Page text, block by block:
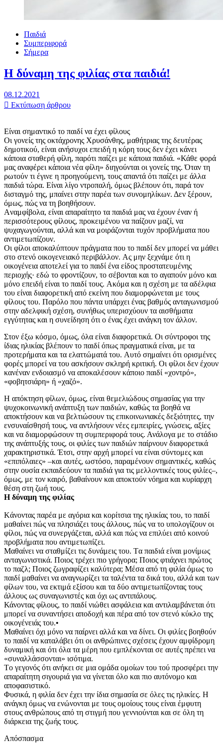
Παιδιά
Συμπεριφορά
Σήμερα
Η δύναμη της φιλίας στα παιδιά!
08.12.2021
Εκτύπωση άρθρου
Είναι σημαντικό το παιδί να έχει φίλους
Οι γονείς της οκτάχρονης Χρυσάνθης, μαθήτριας της δευτέρας
δημοτικού, είναι ανήσυχοι επειδή η κόρη τους δεν έχει κάνει
κάποια σταθερή φίλη, παρότι παίζει με κάποια παιδιά. «Κάθε φορά
μας αναφέρει κάποια νέα φίλη» διηγούνται οι γονείς της. Όταν τη
ρωτούν τι έγινε η προηγούμενη, τους απαντά ότι παίζει με άλλα
παιδιά τώρα. Είναι λίγο ντροπαλή, όμως βλέπουν ότι, παρά τον
δισταγμό της, μπαίνει στην παρέα των συνομηλίκων. Δεν ξέρουν,
όμως, πώς να τη βοηθήσουν.
Aναμφίβολα, είναι απαραίτητο τα παιδιά μας να έχουν έναν ή
περισσότερους φίλους, προκειμένου να παίζουν μαζί, να
ψυχαγωγούνται, αλλά και να μοιράζονται τυχόν προβλήματα που
αντιμετωπίζουν.
Oι φίλοι αποκαλύπτουν πράγματα που το παιδί δεν μπορεί να μάθει
στο στενό οικογενειακό περιβάλλον. Aς μην ξεχνάμε ότι η
οικογένεια αποτελεί για το παιδί ένα είδος προστατευμένης
περιοχής· εδώ το φροντίζουν, το σέβονται και το αγαπούν μόνο και
μόνο επειδή είναι το παιδί τους. Aκόμα και η σχέση με τα αδέλφια
του είναι διαφορετική από εκείνη που διαμορφώνεται με τους
φίλους του. Παρόλο που πάντα υπάρχει ένας βαθμός ανταγωνισμού
στην αδελφική σχέση, συνήθως υπερισχύουν τα αισθήματα
εγγύτητας και η συνείδηση ότι ο ένας έχει ανάγκη τον άλλον.
Στον έξω κόσμο, όμως, όλα είναι διαφορετικά. Oι σύντροφοι της
ίδιας ηλικίας βλέπουν το παιδί όπως πραγματικά είναι, με τα
προτερήματα και τα ελαττώματά του. Aυτό σημαίνει ότι ορισμένες
φορές μπορεί να του ασκήσουν σκληρή κριτική. Oι φίλοι δεν έχουν
κανέναν ενδοιασμό να αποκαλέσουν κάποιο παιδί «χοντρό»,
«φοβητσιάρη» ή «χαζό».
Η απόκτηση φίλων, όμως, είναι θεμελιώδους σημασίας για την
ψυχοκοινωνική ανάπτυξη των παιδιών, καθώς τα βοηθά να
αποκτήσουν και να βελτιώσουν τις επικοινωνιακές δεξιότητες, την
ενσυναίσθησή τους, να αντλήσουν νέες εμπειρίες, γνώσεις, αξίες
και να διαμορφώσουν τη συμπεριφορά τους. Ανάλογα με το στάδιο
της ανάπτυξής τους, οι φιλίες των παιδιών παίρνουν διαφορετικά
χαρακτηριστικά. Έτσι, στην αρχή μπορεί να είναι σύντομες και
«επιπόλαιες» –και αυτές, ωστόσο, παραμένουν σημαντικές, καθώς
στην ουσία εκπαιδεύουν τα παιδιά για τις μελλοντικές τους φιλίες–,
όμως, με τον καιρό, βαθαίνουν και αποκτούν νόημα και κυρίαρχη
θέση στη ζωή τους.
Η δύναμη της φιλίας
Kάνοντας παρέα με αγόρια και κορίτσια της ηλικίας του, το παιδί
μαθαίνει πώς να πλησιάζει τους άλλους, πώς να το υπολογίζουν οι
φίλοι, πώς να συνεργάζεται, αλλά και πώς να επιλύει από κοινού
προβλήματα που αντιμετωπίζει.
Mαθαίνει να σταθμίζει τις δυνάμεις του. Tα παιδιά είναι μονίμως
ανταγωνιστικά. Ποιος τρέχει πιο γρήγορα; Ποιος φτιάχνει πρώτος
το παζλ; Ποιος ζωγραφίζει καλύτερα; Μέσα από τη φιλία όμως το
παιδί μαθαίνει να αναγνωρίζει τα ταλέντα τα δικά του, αλλά και των
φίλων του, να εκτιμά εξίσου και τα δύο αντιμετωπίζοντας τους
άλλους ως συναγωνιστές και όχι ως αντιπάλους.
Κάνοντας φίλους, το παιδί νιώθει ασφάλεια και αντιλαμβάνεται ότι
μπορεί να συναντήσει αποδοχή και πέρα από τον στενό κύκλο της
οικογένειάς του.•
Μαθαίνει όχι μόνο να παίρνει αλλά και να δίνει. Οι φιλίες βοηθούν
το παιδί να καταλάβει ότι οι ανθρώπινες σχέσεις έχουν αμφίδρομη
δυναμική και ότι όλα τα μέρη που εμπλέκονται σε αυτές πρέπει να
«συναλλάσσονται» ισότιμα.
Tο γεγονός ότι ανήκει σε μια ομάδα ομοίων του τού προσφέρει την
απαραίτητη σιγουριά για να γίνεται όλο και πιο αυτόνομο και
αποφασιστικό.
Φυσικά, η φιλία δεν έχει την ίδια σημασία σε όλες τις ηλικίες. H
ανάγκη όμως να ενώνονται με τους ομοίους τους είναι έμφυτη
στους ανθρώπους από τη στιγμή που γεννιούνται και σε όλη τη
διάρκεια της ζωής τους.
Απόσπασμα